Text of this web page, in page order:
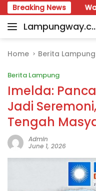
Skip
to
content
Breaking News
Warga Way
Portal
Daerah
Terpercaya
dan
Terupdate
Home Berita Lampung
Berita Lampung
Imelda:
Jadi
Tengah
Admin
June 1, 2026